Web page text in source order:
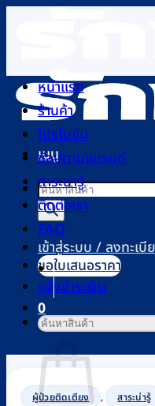
เนื้อหา
เมนู
Products
search
เข้าสู่ระบบ / ลงทะเบี
0
ตะกร้าสินค้า
หน้าแรก
ร้านค้า
โปรโมชัน
ช้อปตามแบรนด์
สาระน่ารู้
ติดต่อเรา
FAQ
ขอใบเสนอราคา
แจ้งชำระเงิน
ค้นหา:
ผู้ป่วยติดเตียง , สาระน่ารู้